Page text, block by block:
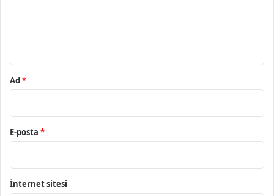
Ad*
E-posta *
İnternet sitesi